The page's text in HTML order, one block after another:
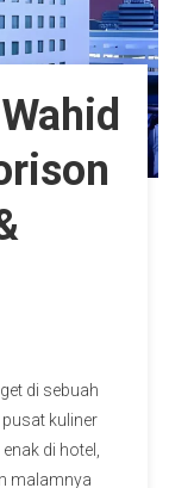
di sebuah
kuliner
di hotel,
malamnya